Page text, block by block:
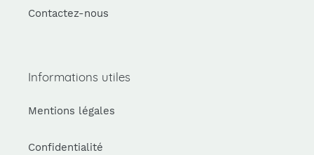
Contactez-nous
Informations utiles
Mentions légales
Confidentialité